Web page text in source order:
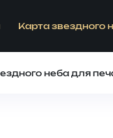
Карта звездного
неба для